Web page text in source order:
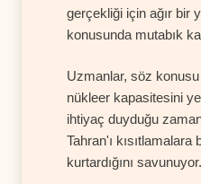
gerçekliği için ağır bir
konusunda mutabık
Uzmanlar, söz konusu
nükleer kapasitesini
ihtiyaç duyduğu
Tahran'ı
kurtardığını savunuyor.